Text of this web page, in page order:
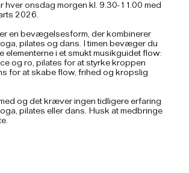
hver onsdag morgen kl. 9.30-11.00 med
2026.
en bevægelsesform, der kombinerer
pilates og dans. I timen bevæger du
elementerne i et smukt musikguidet flow:
og ro, pilates for at styrke kroppen
for at skabe flow, frihed og kropslig
og det kræver ingen tidligere erfaring
pilates eller dans. Husk at medbringe